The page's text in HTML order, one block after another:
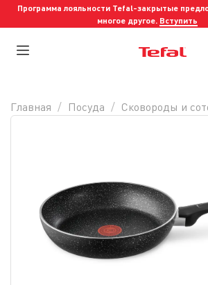
Программа лояльности Tefal-закрытые
многое другое. Вступить
Главная Посуда Сковороды и